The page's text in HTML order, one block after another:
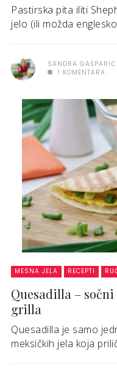
Pastirska pita iliti
jelo (ili možda
SANDRA GAŠPARIĆ
1 KOMENTARA
MESNA JELA RECEPTI
Quesadilla –
grilla
Quesadilla je samo
meksičkih jela koja